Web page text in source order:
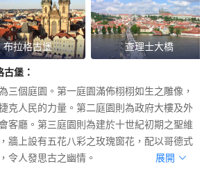
布拉格古堡 查理士大橋
古堡 ：
三個庭園。第一庭園滿佈栩栩如生之雕像，
克人民的力量。第二庭園則為政府大樓及外
客廳。第三庭園則為建於十世紀初期之聖維
牆上設有五花八彩之玫瑰窗花，配以哥德式
令人發思古之幽情。
展開